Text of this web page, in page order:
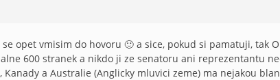
se opet vmisim do hovoru 🙂 a sice, pokud si pamatuji, tak
600 stranek a nikdo ji ze senatoru ani reprezentantu
Kanady a Australie (Anglicky mluvici zeme) ma nejakou